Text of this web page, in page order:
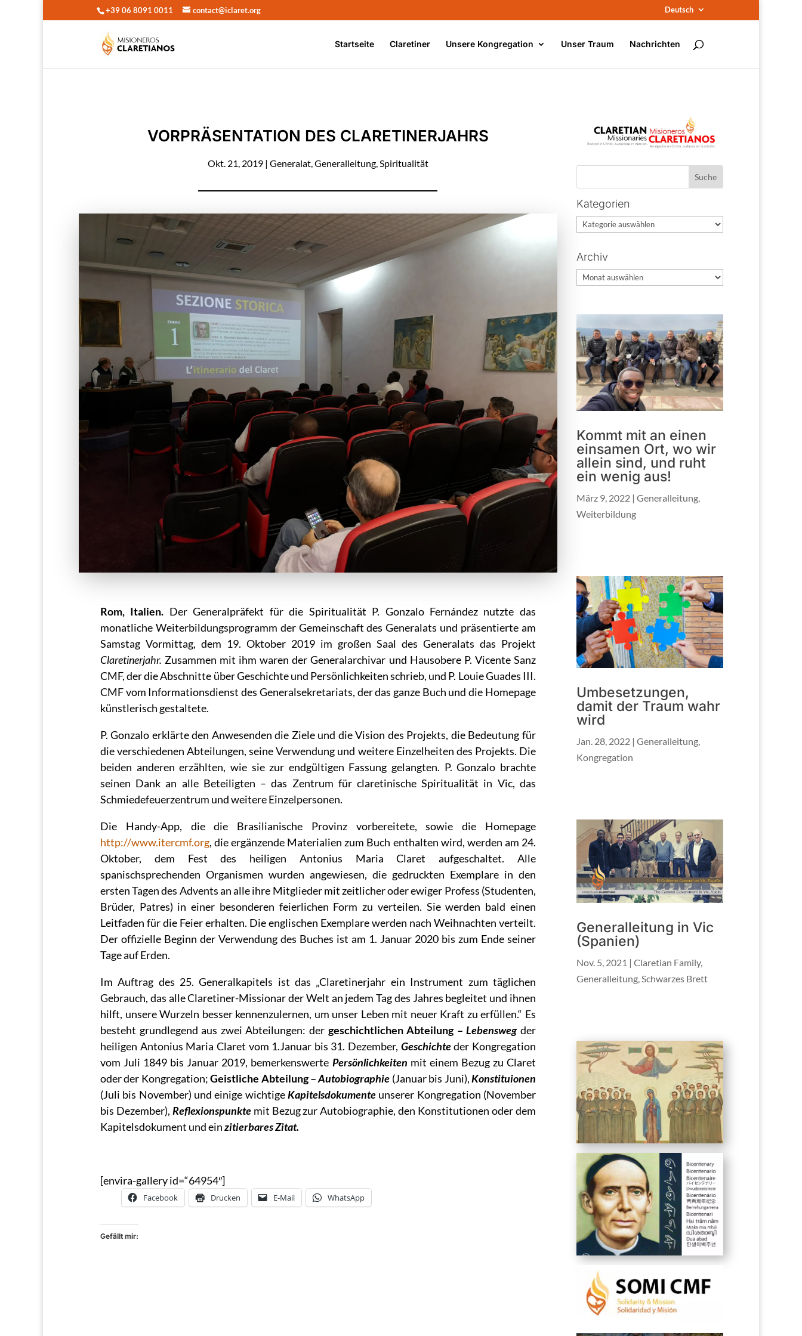
+39 06 8091 0011 contact@iclaret.org Deutsch
Startseite Claretiner Unsere Kongregation Unser Traum Nachrichten
VORPRÄSENTATION DES CLARETINERJAHRS
Okt. 21, 2019| Generalat,Generalleitung,Spiritualität
Rom, Italien. Der Generalpräfekt für die Spiritualität P. Gonzalo Fernández nutzte das
monatliche Weiterbildungsprogramm der Gemeinschaft des Generalats und präsentierte am
Samstag Vormittag, dem 19. Oktober 2019 im großen Saal des Generalats das Projekt
Claretinerjahr. Zusammen mit ihm waren der Generalarchivar und Hausobere P. Vicente Sanz
CMF, der die Abschnitte über Geschichte und Persönlichkeiten schrieb, und P. Louie Guades III.
CMF vom Informationsdienst des Generalsekretariats, der das ganze Buch und die Homepage
künstlerisch gestaltete.
P. Gonzalo erklärte den Anwesenden die Ziele und die Vision des Projekts, die Bedeutung für
die verschiedenen Abteilungen, seine Verwendung und weitere Einzelheiten des Projekts. Die
beiden anderen erzählten, wie sie zur endgültigen Fassung gelangten. P. Gonzalo brachte
seinen Dank an alle Beteiligten – das Zentrum für claretinische Spiritualität in Vic, das
Schmiedefeuerzentrum und weitere Einzelpersonen.
Die Handy-App, die die Brasilianische Provinz vorbereitete, sowie die Homepage
http://www.itercmf.org, die ergänzende Materialien zum Buch enthalten wird, werden am 24.
Oktober, dem Fest des heiligen Antonius Maria Claret aufgeschaltet. Alle
spanischsprechenden Organismen wurden angewiesen, die gedruckten Exemplare in den
ersten Tagen des Advents an alle ihre Mitglieder mit zeitlicher oder ewiger Profess (Studenten,
Brüder, Patres) in einer besonderen feierlichen Form zu verteilen. Sie werden bald einen
Leitfaden für die Feier erhalten. Die englischen Exemplare werden nach Weihnachten verteilt.
Der offizielle Beginn der Verwendung des Buches ist am 1. Januar 2020 bis zum Ende seiner
Tage auf Erden.
Im Auftrag des 25. Generalkapitels ist das „Claretinerjahr ein Instrument zum täglichen
Gebrauch, das alle Claretiner-Missionar der Welt an jedem Tag des Jahres begleitet und ihnen
hilft, unsere Wurzeln besser kennenzulernen, um unser Leben mit neuer Kraft zu erfüllen.“ Es
besteht grundlegend aus zwei Abteilungen: der geschichtlichen Abteilung –Lebensweg der
heiligen Antonius Maria Claret vom 1.Januar bis 31. Dezember, Geschichteder Kongregation
vom Juli 1849 bis Januar 2019, bemerkenswerte Persönlichkeiten mit einem Bezug zu Claret
oder der Kongregation;Geistliche Abteilung –Autobiographie (Januar bis Juni),Konstituionen
(Juli bis November) und einige wichtigeKapitelsdokumente unserer Kongregation (November
bis Dezember), Reflexionspunkte mit Bezug zur Autobiographie, den Konstitutionen oder dem
Kapitelsdokument und einzitierbares Zitat.
[envira-gallery id=“64954″]
Facebook Drucken E-Mail WhatsApp
Gefällt mir:
Kategorien
Kategorien
Archiv
Archiv
Kommt mit an einen
einsamen Ort, wo wir
allein sind, und ruht
ein wenig aus!
März 9, 2022 |Generalleitung,
Weiterbildung
Umbesetzungen,
damit der Traum wahr
wird
Jan. 28, 2022 |Generalleitung,
Kongregation
Generalleitung in Vic
(Spanien)
Nov. 5, 2021 |Claretian Family,
Generalleitung,Schwarzes Brett